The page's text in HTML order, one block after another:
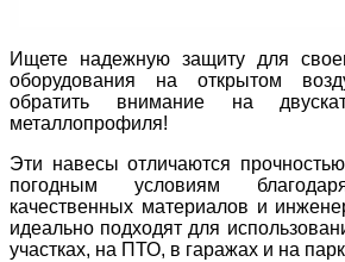
Ищете надежную защиту для
оборудования на открытом
обратить внимание на
металлопрофиля!
Эти навесы отличаются
погодным условиям
качественных материалов и
идеально подходят для
участках, на ПТО, в гаражах и на